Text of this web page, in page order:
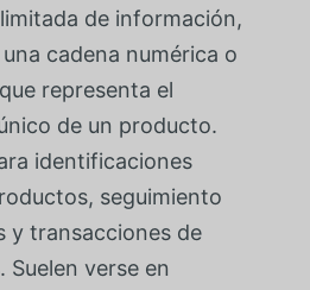
de información,
cadena numérica o
representa el
de un producto.
identificaciones
seguimiento
y transacciones de
Suelen verse en